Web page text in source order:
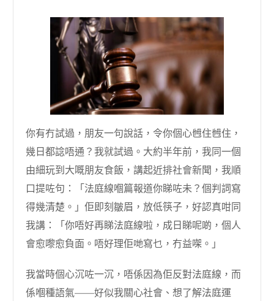
你有冇試過，朋友一句說話，令你個心乸住乸住，
幾日都諗唔通？我就試過。大約半年前，我同一個
由細玩到大嘅朋友食飯，講起近排社會新聞，我順
口提咗句：「法庭線嗰篇報道你睇咗未？個判詞寫
得幾清楚。」佢即刻皺眉，放低筷子，好認真咁同
我講：「你唔好再睇法庭線啦，成日睇呢啲，個人
會愈嚟愈負面。唔好理佢哋寫乜，冇益㗎。」
我當時個心沉咗一沉，唔係因為佢反對法庭線，而
係嗰種語氣——好似我關心社會、想了解法庭運